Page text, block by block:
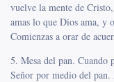
vuelve la mente de
amas lo que Dios ama, y
Comienzas a orar de
5. Mesa del pan. Cuando
Señor por medio del